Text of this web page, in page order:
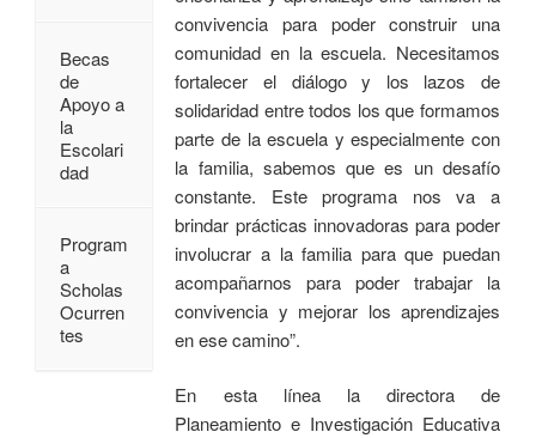
convivencia para poder construir una
comunidad en la escuela. Necesitamos
fortalecer el diálogo y los lazos de
solidaridad entre todos los que formamos
parte de la escuela y especialmente con
la familia, sabemos que es un desafío
constante. Este programa nos va a
brindar prácticas innovadoras para poder
involucrar a la familia para que puedan
acompañarnos para poder trabajar la
convivencia y mejorar los aprendizajes
en ese camino”.
En esta línea la directora de
Planeamiento e Investigación Educativa
Becas
de
Apoyo a
la
Escolari
dad
Program
a
Scholas
Ocurren
tes